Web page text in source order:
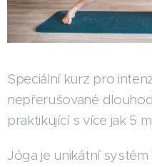
Speciální kurz pro
nepřerušované
praktikující s více jak 5
Jóga je unikátní